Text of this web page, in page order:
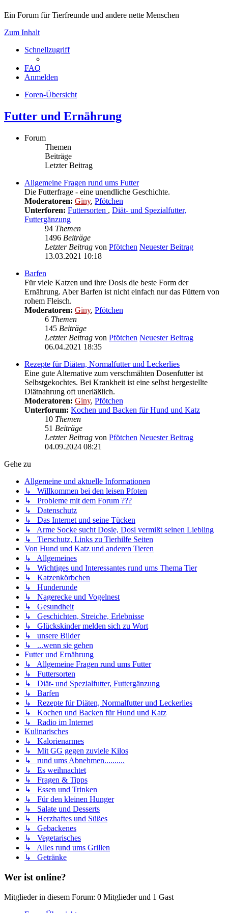
Ein Forum für Tierfreunde und andere nette Menschen
Zum Inhalt
Schnellzugriff
FAQ
Anmelden
Foren-Übersicht
Futter und Ernährung
Forum
Themen
Beiträge
Letzter Beitrag
Allgemeine Fragen rund ums Futter
Die Futterfrage - eine unendliche Geschichte.
Moderatoren: Giny, Pfötchen
Unterforen: Futtersorten , Diät- und Spezialfutter,
Futtergänzung
94 Themen
1496 Beiträge
Letzter Beitrag von Pfötchen Neuester Beitrag
13.03.2021 10:18
Barfen
Für viele Katzen und ihre Dosis die beste Form der
Ernährung. Aber Barfen ist nicht einfach nur das Füttern von
rohem Fleisch.
Moderatoren: Giny, Pfötchen
6 Themen
145 Beiträge
Letzter Beitrag von Pfötchen Neuester Beitrag
06.04.2021 18:35
Rezepte für Diäten, Normalfutter und Leckerlies
Eine gute Alternative zum verschmähten Dosenfutter ist
Selbstgekochtes. Bei Krankheit ist eine selbst hergestellte
Diätnahrung oft unerläßlich.
Moderatoren: Giny, Pfötchen
Unterforum: Kochen und Backen für Hund und Katz
10 Themen
51 Beiträge
Letzter Beitrag von Pfötchen Neuester Beitrag
04.09.2024 08:21
Gehe zu
Allgemeine und aktuelle Informationen
↳ Willkommen bei den leisen Pfoten
↳ Probleme mit dem Forum ???
↳ Datenschutz
↳ Das Internet und seine Tücken
↳ Arme Socke sucht Dosie, Dosi vermißt seinen Liebling
↳ Tierschutz, Links zu Tierhilfe Seiten
Von Hund und Katz und anderen Tieren
↳ Allgemeines
↳ Wichtiges und Interessantes rund ums Thema Tier
↳ Katzenkörbchen
↳ Hunderunde
↳ Nagerecke und Vogelnest
↳ Gesundheit
↳ Geschichten, Streiche, Erlebnisse
↳ Glückskinder melden sich zu Wort
↳ unsere Bilder
↳ ...wenn sie gehen
Futter und Ernährung
↳ Allgemeine Fragen rund ums Futter
↳ Futtersorten
↳ Diät- und Spezialfutter, Futtergänzung
↳ Barfen
↳ Rezepte für Diäten, Normalfutter und Leckerlies
↳ Kochen und Backen für Hund und Katz
↳ Radio im Internet
Kulinarisches
↳ Kalorienarmes
↳ Mit GG gegen zuviele Kilos
↳ rund ums Abnehmen..........
↳ Es weihnachtet
↳ Fragen & Tipps
↳ Essen und Trinken
↳ Für den kleinen Hunger
↳ Salate und Desserts
↳ Herzhaftes und Süßes
↳ Gebackenes
↳ Vegetarisches
↳ Alles rund ums Grillen
↳ Getränke
Wer ist online?
Mitglieder in diesem Forum: 0 Mitglieder und 1 Gast